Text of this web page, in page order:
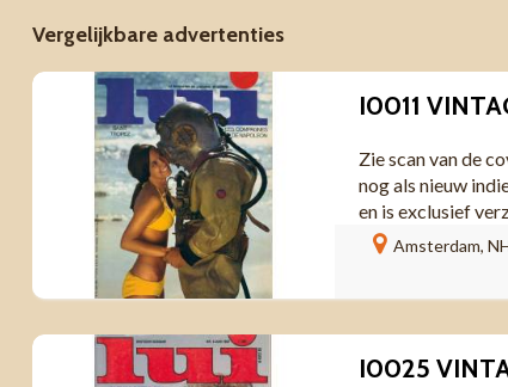
Vergelijkbare advertenties
I0011
Zie scan van de
nog als nieuw
en is exclusief
Amsterdam,